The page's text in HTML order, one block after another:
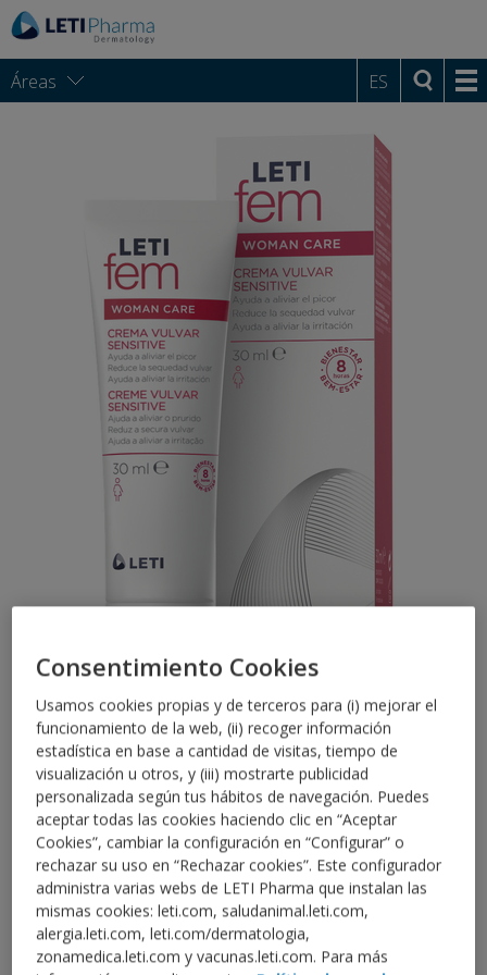
Áreas ES
CUIDADO DE LA MUJER
LETIfem Crema Vulvar
Sensitive
Crema hidratante y protectora especialmente
formulada para la zona vulvar para prevenir
molestias y/o malestar.
Reduce la sequedadvulvar.
Consentimiento Cookies
Usamos cookies propias y de terceros para (i) mejorar el
funcionamiento de la web, (ii) recoger información
estadística en base a cantidad de visitas, tiempo de
visualización u otros, y (iii) mostrarte publicidad
personalizada según tus hábitos de navegación. Puedes
aceptar todas las cookies haciendo clic en “Aceptar
Cookies”, cambiar la configuración en “Configurar” o
rechazar su uso en “Rechazar cookies”. Este configurador
administra varias webs de LETI Pharma que instalan las
mismas cookies: leti.com, saludanimal.leti.com,
alergia.leti.com, leti.com/dermatologia,
zonamedica.leti.com y vacunas.leti.com. Para más